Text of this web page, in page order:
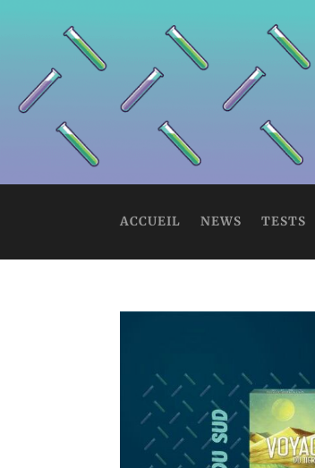
ACCUEIL NEWS TESTS